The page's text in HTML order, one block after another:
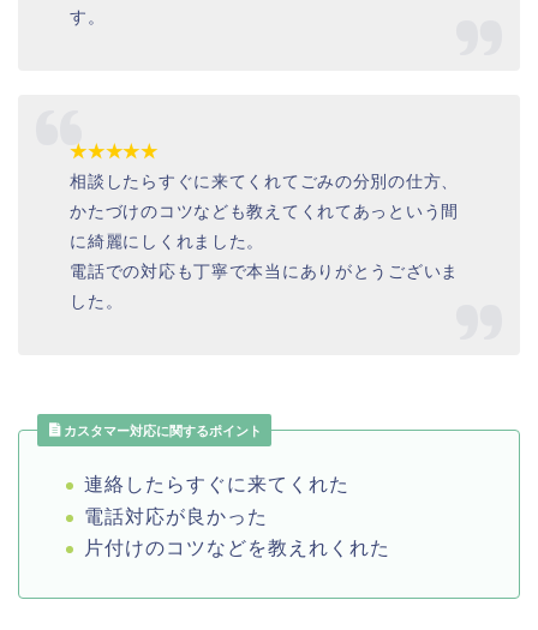
す。
★★★★★
相談したらすぐに来てくれてごみの分別の仕方、
かたづけのコツなども教えてくれてあっという間
に綺麗にしくれました。
電話での対応も丁寧で本当にありがとうございま
した。
カスタマー対応に関するポイント
連絡したらすぐに来てくれた
電話対応が良かった
片付けのコツなどを教えれくれた